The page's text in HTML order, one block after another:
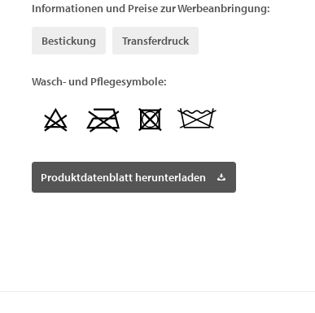
Informationen und Preise zur Werbeanbringung:
Bestickung Transferdruck
Wasch- und Pflegesymbole:
Produktdatenblatt herunterladen